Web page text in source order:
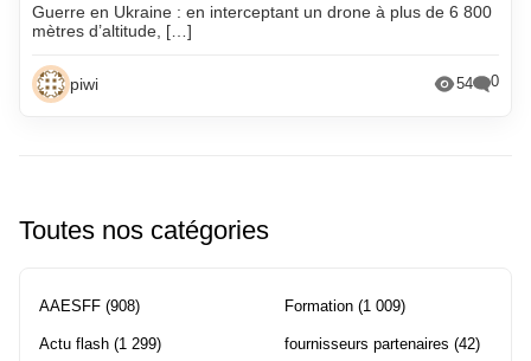
Guerre en Ukraine : en interceptant un drone à plus de 6 800
mètres d’altitude, […]
piwi 54 0
Toutes nos catégories
AAESFF (908)
Actu flash (1 299)
Formation (1 009)
fournisseurs partenaires (42)